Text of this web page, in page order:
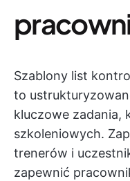
Szablony list
to
kluczowe zadania,
szkoleniowych.
trenerów i
zapewnić